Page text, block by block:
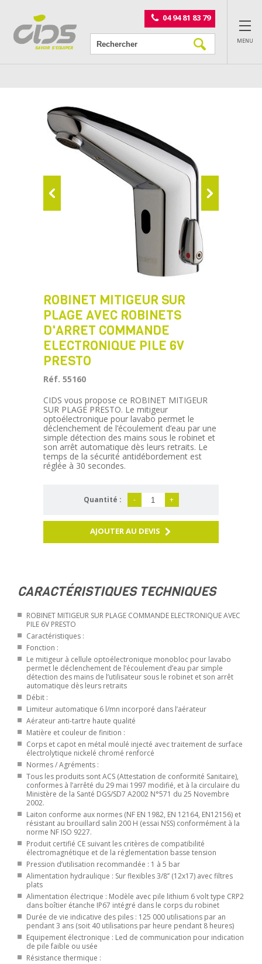
04 94 81 83 79
MENU
ROBINET MITIGEUR SUR
PLAGE AVEC ROBINETS
D'ARRET COMMANDE
ELECTRONIQUE PILE 6V
PRESTO
Réf. 55160
CIDS vous propose ce ROBINET MITIGEUR
SUR PLAGE PRESTO. Le mitigeur
optoélectronique pour lavabo permet le
déclenchement de l’écoulement d’eau par une
simple détection des mains sous le robinet et
son arrêt automatique dès leurs retraits. Le
temps de la sécurité antidébordement est
réglée à 30 secondes.
Quantité : - +
AJOUTER AU DEVIS
CARACTÉRISTIQUES TECHNIQUES
ROBINET MITIGEUR SUR PLAGE COMMANDE ELECTRONIQUE AVEC
PILE 6V PRESTO
Caractéristiques :
Fonction :
Le mitigeur à cellule optoélectronique monobloc pour lavabo
permet le déclenchement de l’écoulement d’eau par simple
détection des mains de l’utilisateur sous le robinet et son arrêt
automatique dès leurs retraits
Débit :
Limiteur automatique 6 l/mn incorporé dans l’aérateur
Aérateur anti-tartre haute qualité
Matière et couleur de finition :
Corps et capot en métal moulé injecté avec traitement de surface
électrolytique nickelé chromé renforcé
Normes / Agréments :
Tous les produits sont ACS (Attestation de conformité Sanitaire),
conformes à l’arrêté du 29 mai 1997 modifié, et à la circulaire du
Ministère de la Santé DGS/SD7 A2002 N°571 du 25 Novembre
2002.
Laiton conforme aux normes (NF EN 1982, EN 12164, EN12156) et
résistant au brouillard salin 200 H (essai NSS) conformément à la
norme NF ISO 9227.
Produit certifié CE suivant les critères de compatibilité
électromagnétique et de la réglementation basse tension
Pression d’utilisation recommandée : 1 à 5 bar
Alimentation hydraulique : Sur flexibles 3/8’’ (12x17) avec filtres
plats
Alimentation électrique : Modèle avec pile lithium 6 volt type CRP2
dans boîtier étanche IP67 intégré dans le corps du robinet
Durée de vie indicative des piles : 125 000 utilisations par an
pendant 3 ans (soit 40 utilisations par heure pendant 8 heures)
Equipement électronique : Led de communication pour indication
de pile faible ou usée
Résistance thermique :